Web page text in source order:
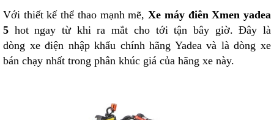
Với thiết kế thể thao mạnh mẽ,Xe máy điên Xmen yadea
5 hot ngay từ khi ra mắt cho tới tận bây giờ. Đây là
dòng xe điện nhập khẩu chính hãng Yadea và là dòng xe
bán chạy nhất trong phân khúc giá của hãng xe này.